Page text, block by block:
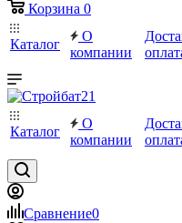
Корзина 0
Каталог
О
компании
Каталог
О
компании
Сравнение0